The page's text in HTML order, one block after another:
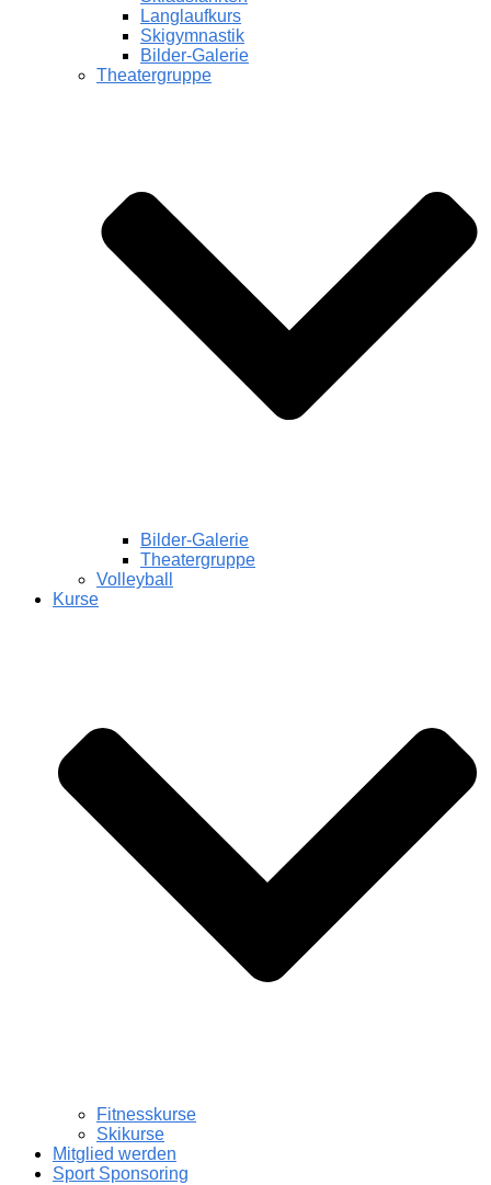
Langlaufkurs
Skigymnastik
Bilder-Galerie
Theatergruppe
Bilder-Galerie
Theatergruppe
Volleyball
Kurse
Fitnesskurse
Skikurse
Mitglied werden
Sport Sponsoring